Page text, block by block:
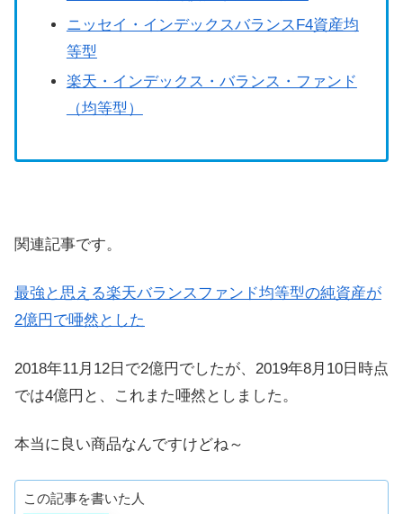
ニッセイ・インデックスバランスF4資産均
等型
楽天・インデックス・バランス・ファンド
（均等型）
関連記事です。
最強と思える楽天バランスファンド均等型の純資産が
2億円で唖然とした
2018年11月12日で2億円でしたが、2019年8月10日時点
では4億円と、これまた唖然としました。
本当に良い商品なんですけどね～
この記事を書いた人